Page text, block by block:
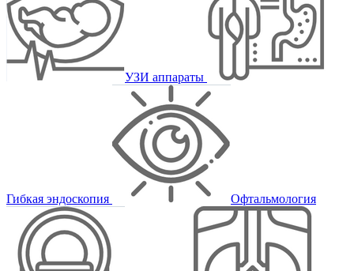
УЗИ аппараты
Гибкая эндоскопия Офтальмология